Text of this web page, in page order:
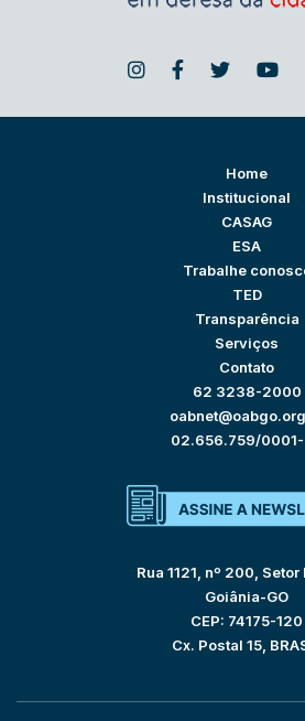
Home
Institucional
CASAG
ESA
Trabalhe
TED
Transparência
Serviços
Contato
62 3238-2000
02.656.759/
Rua 1121, nº 200,
Goiânia-GO
CEP: 74175-120
Cx. Postal 15,